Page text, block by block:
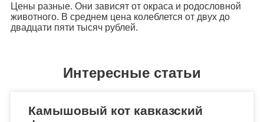
Цены разные. Они зависят от окраса и родословной
животного. В среднем цена колеблется от двух до
двадцати пяти тысяч рублей.
Интересные статьи
Камышовый кот кавказский